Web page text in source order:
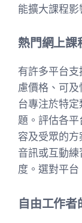
能擴大課程影
熱門網上課
有許多平台
慮價格、可
台專注於特
題。評估各
容及受眾的方
音訊或互動
度。選對平台
自由工作